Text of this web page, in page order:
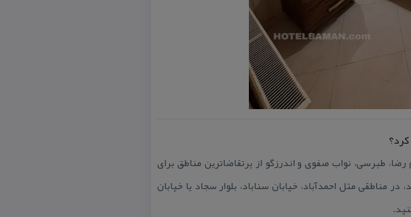
طبرسی، نواب صفوی و اندرزگو از پرتقاضاترین مناطق برای
مناطقی مثل احمدآباد، خیابان سناباد، بلوار سجاد یا خیابان